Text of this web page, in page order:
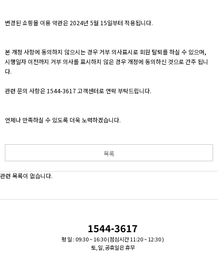
변경된 쇼핑몰 이용 약관은 2024년 5월 15일부터 적용됩니다.
본 개정 사항에 동의하지 않으시는 경우 거부 의사표시로 회원 탈퇴를 하실 수 있으며,
시행일자 이전까지 거부 의사를 표시하지 않은 경우 개정에 동의하신 것으로 간주 됩니
다.
관련 문의 사항은 1544-3617 고객센터로 연락 부탁드립니다.
언제나 만족하실 수 있도록 더욱 노력하겠습니다.
목록
관련 목록이 없습니다.
1544-3617
평 일 : 09:30 ~ 16:30 (점심시간 11:20 ~ 12:30 )
토,일,공휴일은 휴무